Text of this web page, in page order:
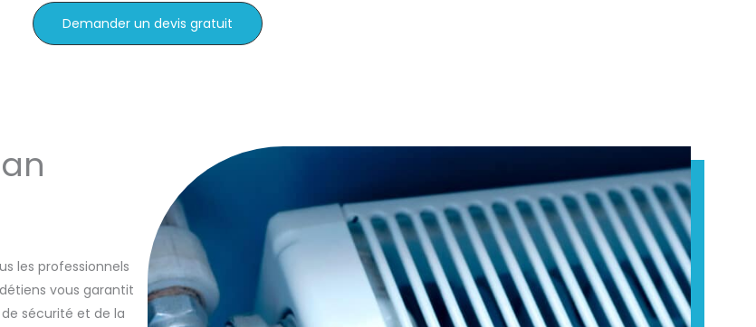
Demander un devis gratuit
les professionnels
vous garantit
sécurité et de la